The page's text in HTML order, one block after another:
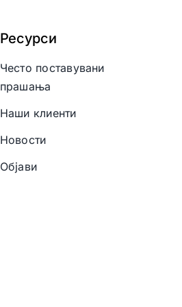
Ресурси
Често поставувани
прашања
Наши клиенти
Новости
Објави